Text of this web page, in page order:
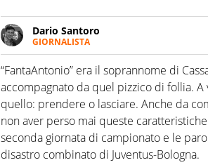
Dario Santoro
GIORNALISTA
Scrive, commenta, racconta lo sport
modo di concentrarsi sulle
“FantaAntonio” era il soprannome di
accompagnato da quel pizzico di follia. A
quello: prendere o lasciare. Anche da
non aver perso mai queste
seconda giornata di campionato e le
disastro combinato di Juventus-Bologna.